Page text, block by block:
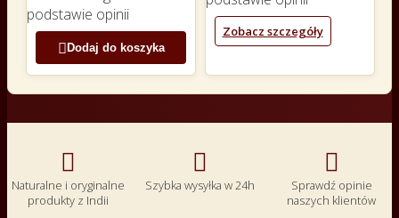
podstawie opinii
 Dodaj do koszyka
Zobacz szczegóły

Naturalne i oryginalne
produkty z Indii

Szybka wysyłka w 24h

Sprawdź opinie
naszych klientów